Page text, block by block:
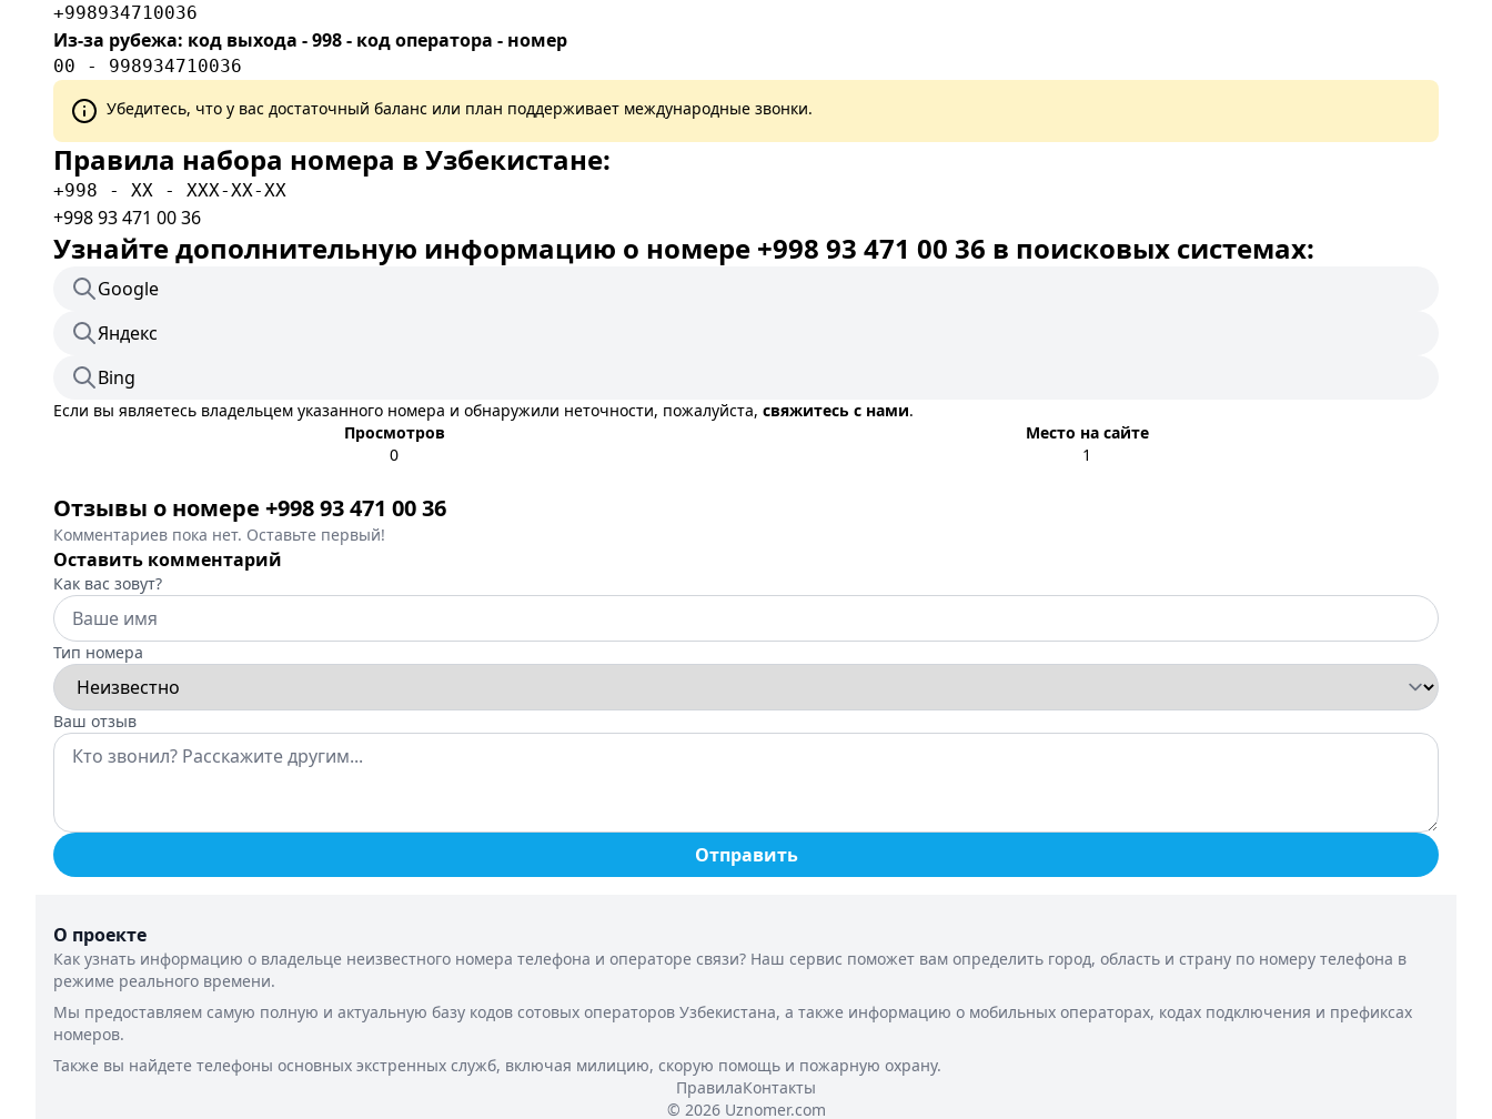
+998934710036
Из-за рубежа: код выхода - 998 - код оператора - номер
00 - 998934710036
Убедитесь, что у вас достаточный баланс или план поддерживает международные звонки.
Правила набора номера в Узбекистане:
+998 - XX - XXX-XX-XX
+998 93 471 00 36
Узнайте дополнительную информацию о номере +998 93 471 00 36 в поисковых системах:
Google
Яндекс
Bing
Если вы являетесь владельцем указанного номера и обнаружили неточности, пожалуйста, свяжитесь с нами.
Просмотров
0
Место на сайте
1
Отзывы о номере +998 93 471 00 36
Комментариев пока нет. Оставьте первый!
Оставить комментарий
Как вас зовут?
Тип номера
Ваш отзыв
Отправить
О проекте
Как узнать информацию о владельце неизвестного номера телефона и операторе связи? Наш сервис поможет вам определить город, область и страну по номеру телефона в
режиме реального времени.
Мы предоставляем самую полную и актуальную базу кодов сотовых операторов Узбекистана, а также информацию о мобильных операторах, кодах подключения и префиксах
номеров.
Также вы найдете телефоны основных экстренных служб, включая милицию, скорую помощь и пожарную охрану.
ПравилаКонтакты
© 2026 Uznomer.com